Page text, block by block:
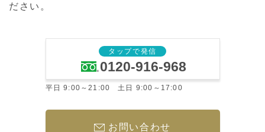
ださい。
タップで発信
0120-916-968
平日 9:00～21:00 土日 9:00～17:00
お問い合わせ